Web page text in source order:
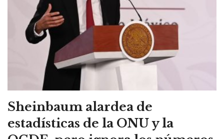
Sheinbaum alardea de
estadísticas de la ONU y la